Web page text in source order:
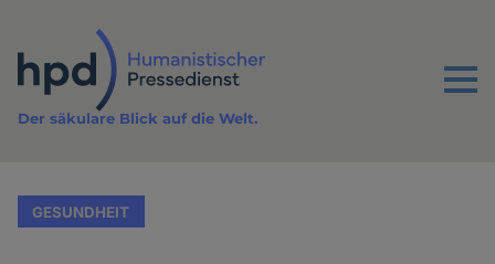
Inhalt
Menu
Der säkulare Blick auf die Welt.
GESUNDHEIT